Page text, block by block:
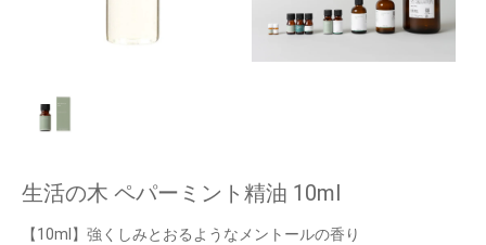
生活の木 ペパーミント精油 10ml
【10ml】強くしみとおるようなメントールの香り